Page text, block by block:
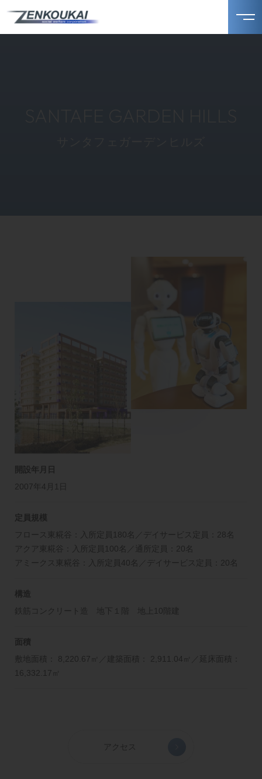
開設年月日
2007年4月1日
定員規模
フロース東糀谷：入所定員180名／デイサービス定員：28名
アクア東糀谷：入所定員100名／通所定員：20名
アミークス東糀谷：入所定員40名／デイサービス定員：20名
構造
鉄筋コンクリート造 地下１階 地上10階建
面積
敷地面積： 8,220.67㎡／建築面積： 2,911.04㎡／延床面積：
16,332.17㎡
アクセス